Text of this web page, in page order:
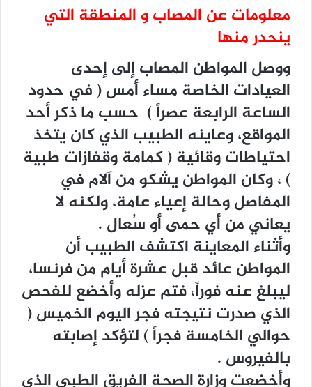
معلومات عن المصاب و المنطقة التي
ينحدر منها
ﻭﻭﺻﻞ ﺍﻟﻤﻮﺍﻃﻦ ﺍﻟﻤﺼﺎﺏ ﺇﻟﻰ ﺇﺣﺪﻯ
ﺍﻟﻌﻴﺎﺩﺍﺕ ﺍﻟﺨﺎﺻﺔ ﻣﺴﺎﺀ ﺃﻣﺲ ‏( ﻓﻲ ﺣﺪﻭﺩ
ﺍﻟﺴﺎﻋﺔ ﺍﻟﺮﺍﺑﻌﺔ ﻋﺼﺮﺍً ‏) حسب ما ذكر أحد
المواقع، ﻭﻋﺎﻳﻨﻪ ﺍﻟﻄﺒﻴﺐ ﺍﻟﺬﻱ ﻛﺎﻥ ﻳﺘﺨﺬ
ﺍﺣﺘﻴﺎﻃﺎﺕ ﻭﻗﺎﺋﻴﺔ ‏( ﻛﻤﺎﻣﺔ ﻭﻗﻔﺎﺯﺍﺕ ﻃﺒﻴﺔ
‏) ، ﻭﻛﺎﻥ ﺍﻟﻤﻮﺍﻃﻦ ﻳﺸﻜﻮ ﻣﻦ ﺁﻻﻡ ﻓﻲ
ﺍﻟﻤﻔﺎﺻﻞ ﻭﺣﺎﻟﺔ ﺇﻋﻴﺎﺀ ﻋﺎﻣﺔ، ﻭﻟﻜﻨﻪ ﻻ
ﻳﻌﺎﻧﻲ ﻣﻦ ﺃﻱ ﺣﻤﻰ ﺃﻭ ﺳُﻌﺎﻝ .
ﻭﺃﺛﻨﺎﺀ ﺍﻟﻤﻌﺎﻳﻨﺔ ﺍﻛﺘﺸﻒ ﺍﻟﻄﺒﻴﺐ ﺃﻥ
ﺍﻟﻤﻮﺍﻃﻦ ﻋﺎﺋﺪ ﻗﺒﻞ ﻋﺸﺮﺓ ﺃﻳﺎﻡ ﻣﻦ ﻓﺮﻧﺴﺎ،
ﻟﻴﺒﻠﻎ ﻋﻨﻪ ﻓﻮﺭﺍً، ﻓﺘﻢ ﻋﺰﻟﻪ ﻭﺃﺧﻀﻊ ﻟﻠﻔﺤﺺ
ﺍﻟﺬﻱ ﺻﺪﺭﺕ ﻧﺘﻴﺠﺘﻪ ﻓﺠﺮ ﺍﻟﻴﻮﻡ ﺍﻟﺨﻤﻴﺲ ‏(
ﺣﻮﺍﻟﻲ ﺍﻟﺨﺎﻣﺴﺔ ﻓﺠﺮﺍً ‏) ﻟﺘﺆﻛﺪ ﺇﺻﺎﺑﺘﻪ
ﺑﺎﻟﻔﻴﺮﻭﺱ .
ﻭﺃﺧﻀﻌﺖ ﻭﺯﺍﺭﺓ ﺍﻟﺼﺤﺔ ﺍﻟﻔﺮﻳﻖ ﺍﻟﻄﺒﻲ ﺍﻟﺬﻱ